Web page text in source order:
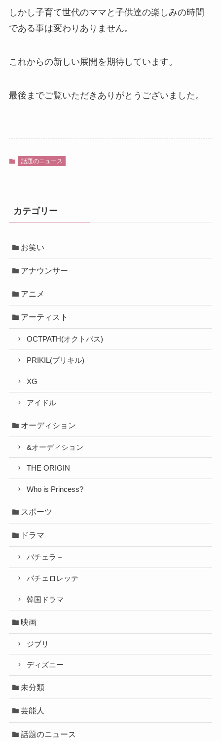
しかし子育て世代のママと子供達の楽しみの時間
である事は変わりありません。
これからの新しい展開を期待しています。
最後までご覧いただきありがとうございました。
話題のニュース
カテゴリー
お笑い
アナウンサー
アニメ
アーティスト
OCTPATH(オクトパス)
PRIKIL(プリキル)
XG
アイドル
オーディション
&オーディション
THE ORIGIN
Who is Princess?
スポーツ
ドラマ
バチェラ－
バチェロレッテ
韓国ドラマ
映画
ジブリ
ディズニー
未分類
芸能人
話題のニュース